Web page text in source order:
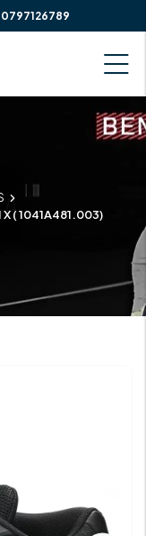
0797126789
( 1041A481.003)